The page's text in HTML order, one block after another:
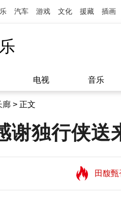
汽车 游戏 文化 援藏 插画
电视 音乐
廊 > 正文
谢独行侠送
田馥